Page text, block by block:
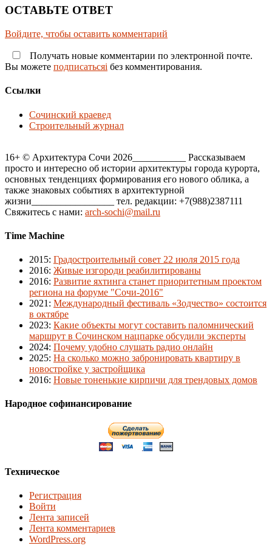
ОСТАВЬТЕ ОТВЕТ
Войдите, чтобы оставить комментарий
Получать новые комментарии по электронной почте.
Вы можете подписатьсяi без комментирования.
Ссылки
Сочинский краевед
Строительный журнал
16+ © Архитектура Сочи 2026___________ Рассказываем
просто и интересно об истории архитектуры города курорта,
основных тенденциях формирования его нового облика, а
также знаковых событиях в архитектурной
жизни_________________ тел. редакции: +7(988)2387111
Свяжитесь с нами: arch-sochi@mail.ru
Time Machine
2015: Градостроительный совет 22 июля 2015 года
2016: Живые изгороди реабилитированы
2016: Развитие яхтинга станет приоритетным проектом
региона на форуме "Сочи-2016"
2021 : Международный фестиваль «Зодчество» состоится
в октябре
2023: Какие объекты могут составить паломнический
маршрут в Сочинском нацпарке обсудили эксперты
2024: Почему удобно слушать радио онлайн
2025: На сколько можно забронировать квартиру в
новостройке у застройщика
2016: Новые тоненькие кирпичи для трендовых домов
Народное софинансирование
Техническое
Регистрация
Войти
Лента записей
Лента комментариев
WordPress.org